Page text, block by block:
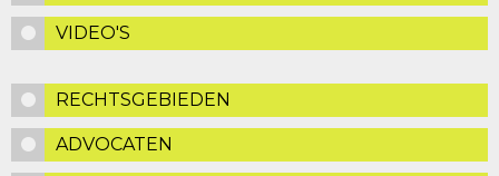
VIDEO'S
RECHTSGEBIEDEN
ADVOCATEN